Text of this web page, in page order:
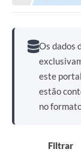
Os dados
este
estão
no
Filtrar